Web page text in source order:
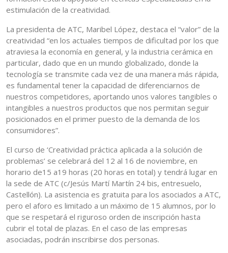
estimulación de la creatividad.
La presidenta de ATC, Maribel López, destaca el “valor” de la
creatividad “en los actuales tiempos de dificultad por los que
atraviesa la economía en general, y la industria cerámica en
particular, dado que en un mundo globalizado, donde la
tecnología se transmite cada vez de una manera más rápida,
es fundamental tener la capacidad de diferenciarnos de
nuestros competidores, aportando unos valores tangibles o
intangibles a nuestros productos que nos permitan seguir
posicionados en el primer puesto de la demanda de los
consumidores”.
El curso de ‘Creatividad práctica aplicada a la solución de
problemas’ se celebrará del 12 al 16 de noviembre, en
horario de15 a19 horas (20 horas en total) y tendrá lugar en
la sede de ATC (c/Jesús Martí Martín 24 bis, entresuelo,
Castellón). La asistencia es gratuita para los asociados a ATC,
pero el aforo es limitado a un máximo de 15 alumnos, por lo
que se respetará el riguroso orden de inscripción hasta
cubrir el total de plazas. En el caso de las empresas
asociadas, podrán inscribirse dos personas.